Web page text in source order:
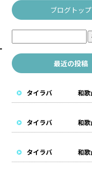
ブログトップ
最近の投稿